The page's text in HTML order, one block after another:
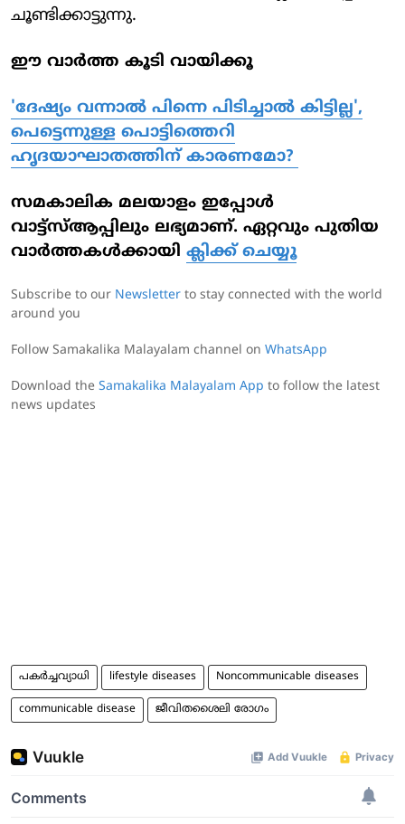
ചൂണ്ടിക്കാട്ടുന്നു.
ഈ വാര്‍ത്ത കൂടി വായിക്കൂ
'ദേഷ്യം വന്നാൽ പിന്നെ പിടിച്ചാൽ കിട്ടില്ല',
പെട്ടെന്നുള്ള പൊട്ടിത്തെറി
ഹൃദയാഘാതത്തിന് കാരണമോ?
സമകാലിക മലയാളം ഇപ്പോള്‍
വാട്ട്‌സ്ആപ്പിലും ലഭ്യമാണ്. ഏറ്റവും പുതിയ
വാര്‍ത്തകള്‍ക്കായി ക്ലിക്ക് ചെയ്യൂ
Subscribe to our Newsletter to stay connected with the world
around you
Follow Samakalika Malayalam channel on WhatsApp
Download the Samakalika Malayalam App to follow the latest
news updates
പകർച്ചവ്യാധി lifestyle diseases Noncommunicable diseases
communicable disease ജീവിതശൈലി രോഗം